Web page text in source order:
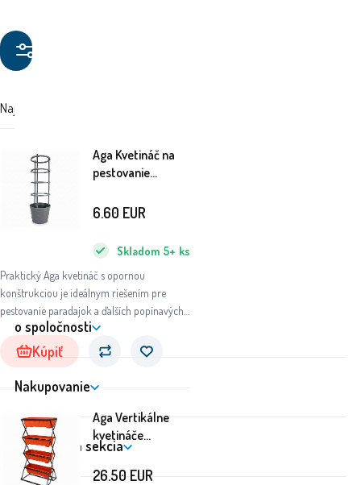
Najdrahšie
Aga Kvetináč na
pestovanie
30x24x100 cm
Praktický Aga kvetináč s opornou
konštrukciou je ideálnym riešením pre
pestovanie paradajok a ďalších popínavých
rastlín. Vďaka integrovanej opore poskytuje
rastlinám stabilnú podporu počas rastu a
pomáha udržať stonky pevné a vzpriamené.
Skladom 5+ ks
6.60 EUR
Kúpiť
Aga Vertikálne
kvetináče
52x57x124 cm
26.50EUR
o spoločnosti
Nakupovanie
Zákaznícka sekcia